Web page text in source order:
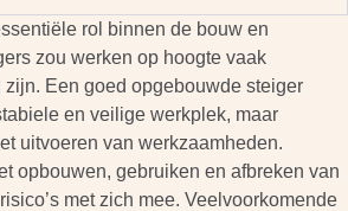
rol binnen de bouw en
zou werken op hoogte vaak
Een goed opgebouwde steiger
en veilige werkplek, maar
uitvoeren van werkzaamheden.
opbouwen, gebruiken en afbreken van
met zich mee. Veelvoorkomende